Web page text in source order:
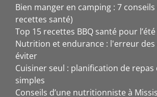
Bien manger en camping : 7 conseils
recettes santé)
Top 15 recettes BBQ santé pour l’été
Nutrition et endurance : l'erreur des
éviter
Cuisiner seul : planification de repas
simples
Conseils d’une nutritionniste à